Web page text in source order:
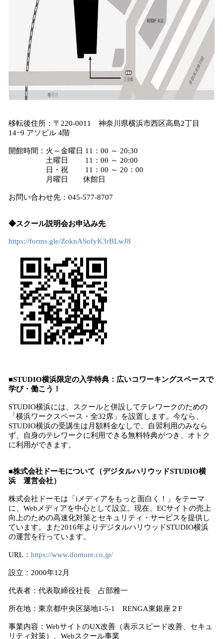
移転後住所：〒220-0011 神奈川県横浜市西区高島2丁目
14−9 アソビル 4階
開館時間：火～金曜日 11：00 ～ 20:30
土曜日 11：00 ～ 20:00
日・祝 11：00 ～ 20：00
月曜日 休館日
お問い合わせ先：045-577-8707
◆スクール説明会お申込み先
https://forms.gle/ZoknASofyK3rBLwJ8
■STUDIO横浜限定の入学特典：広いコワーキングスペースで
学び・働こう！
STUDIO横浜には、スクールと併設してテレワークのための
「横浜ワークスペース・全32席」を設置します。今なら、
STUDIO横浜の受講生は月額料金なしで、自習利用のみなら
ず、自身のテレワークに利用できる無料特典がつき、オトク
に利用ができます。
■株式会社ドーモについて（デジタルハリウッドSTUDIO横
浜 運営会社）
株式会社ドーモは「iメディアをもっと面白く！」をテーマ
に、Webメディアを中心として設立。現在、ECサイトの売上
向上のための高速化対策とセキュリティ・サービスを提供し
ています。また2016年よりデジタルハリウッドSTUDIO横浜
の運営を行っています。
URL： https://www.domore.co.jp/
設立：2000年12月
代表者：代表取締役社長 占部雅一
所在地：東京都中央区築地1-5-1 RENGA東銀座２F
事業内容：WebサイトのUX改善（表示スピード改善、セキュ
リティ対策）、Webスクール事業